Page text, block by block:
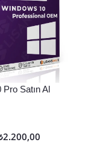
Satın Al
2.200,00